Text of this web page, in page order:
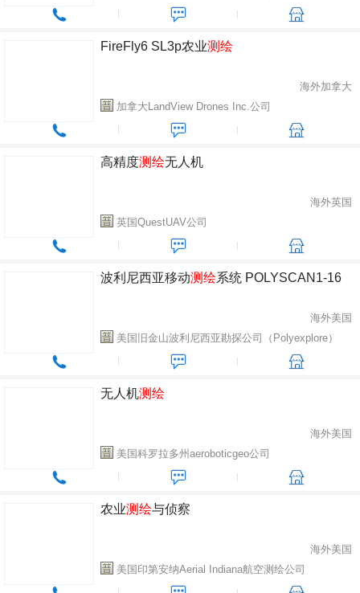
FireFly6 SL3p农业测绘
海外加拿大
加拿大LandView Drones Inc.公司
高精度测绘无人机
海外英国
英国QuestUAV公司
波利尼西亚移动测绘系统 POLYSCAN1-16
海外美国
美国旧金山波利尼西亚勘探公司（Polyexplore）
无人机测绘
海外美国
美国科罗拉多州aeroboticgeo公司
农业测绘与侦察
海外美国
美国印第安纳Aerial Indiana航空测绘公司